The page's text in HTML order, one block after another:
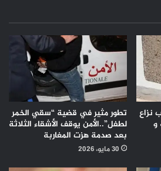
نزاع
و
تطور مثير في قضية “سقي الخمر
لطفل”..الأمن يوقف الأشقاء الثلاثة
بعد صدمة هزت المغاربة
30 مايو، 2026